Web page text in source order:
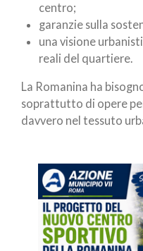
centro;
garanzie sulla
una visione
reali del quartiere.
La Romanina ha
soprattutto di opere
davvero nel tessuto